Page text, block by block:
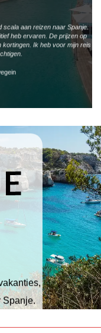
scala aan reizen naar Spanje.
heb ervaren. De prijzen op
kortingen. Ik heb voor mijn reis
Spanje.